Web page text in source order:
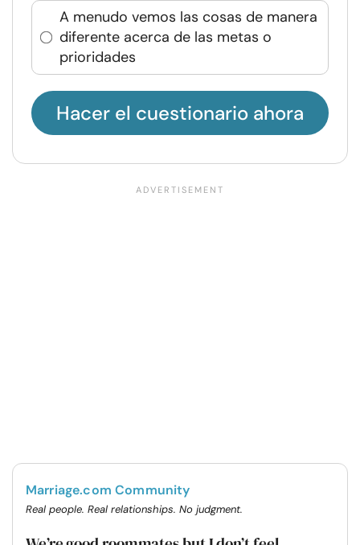
A menudo vemos las cosas de manera
diferente acerca de las metas o
prioridades
Hacer el cuestionario ahora
Marriage.com Community
Real people. Real relationships. No judgment.